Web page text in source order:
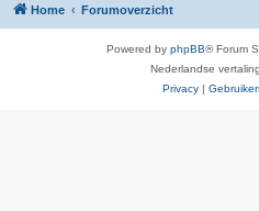
Home Forumoverzicht
Powered by phpBB® Forum
Nederlandse
Privacy |